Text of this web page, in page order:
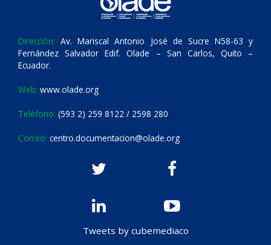
Dirección: Av. Mariscal Antonio José de Sucre N58-63 y
Fernández Salvador Edif. Olade – San Carlos, Quito –
Ecuador.
Web: www.olade.org
Teléfono: (593 2) 259 8122 / 2598 280
Correo: centro.documentacion@olade.org
Tweets by cubemediaco